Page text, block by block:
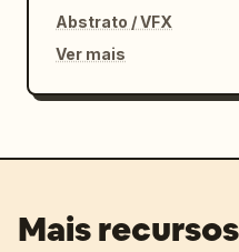
Abstrato / VFX
Ver mais
Mais